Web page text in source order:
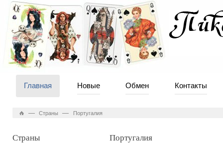
Главная Новые Обмен Контакты
— Страны — Португалия
Страны Португалия